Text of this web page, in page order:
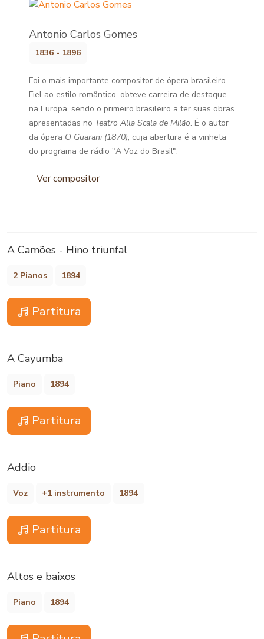
Antonio Carlos Gomes
1836 - 1896
Foi o mais importante compositor de ópera brasileiro.
Fiel ao estilo romântico, obteve carreira de destaque
na Europa, sendo o primeiro brasileiro a ter suas obras
apresentadas no Teatro Alla Scala de Milão. É o autor
da ópera O Guarani (1870), cuja abertura é a vinheta
do programa de rádio "A Voz do Brasil".
Ver compositor
A Camões - Hino triunfal
2 Pianos 1894
Partitura
A Cayumba
Piano 1894
Partitura
Addio
Voz +1 instrumento 1894
Partitura
Altos e baixos
Piano 1894